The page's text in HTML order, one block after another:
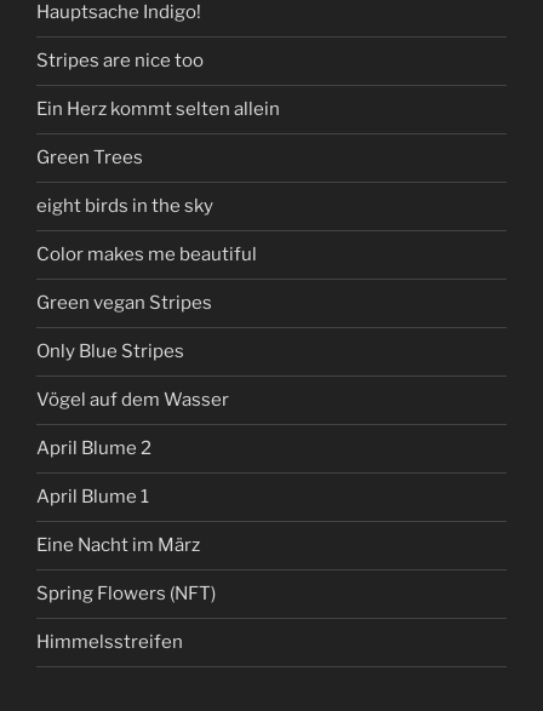
Hauptsache Indigo!
Stripes are nice too
Ein Herz kommt selten allein
Green Trees
eight birds in the sky
Color makes me beautiful
Green vegan Stripes
Only Blue Stripes
Vögel auf dem Wasser
April Blume 2
April Blume 1
Eine Nacht im März
Spring Flowers (NFT)
Himmelsstreifen